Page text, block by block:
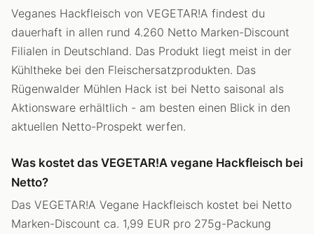
Veganes Hackfleisch von VEGETAR!A findest du
dauerhaft in allen rund 4.260 Netto Marken-Discount
Filialen in Deutschland. Das Produkt liegt meist in der
Kühltheke bei den Fleischersatzprodukten. Das
Rügenwalder Mühlen Hack ist bei Netto saisonal als
Aktionsware erhältlich - am besten einen Blick in den
aktuellen Netto-Prospekt werfen.
Was kostet das VEGETAR!A vegane Hackfleisch bei
Netto?
Das VEGETAR!A Vegane Hackfleisch kostet bei Netto
Marken-Discount ca. 1,99 EUR pro 275g-Packung